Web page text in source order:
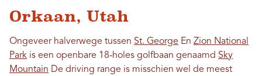
Orkaan, Utah
Ongeveer halverwege tussen St. George En Zion National
Park is een openbare 18-holes golfbaan genaamd Sky
Mountain De driving range is misschien wel de meest